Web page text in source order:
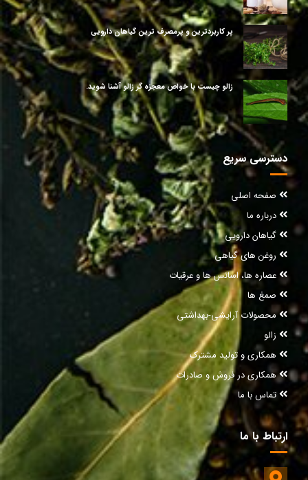
پر کاربردترین و پرمصرف ترین گیاهان دارویی
زالو چیست با خواص معجزه گر زالو آشنا شوید.
دسترسی سریع
صفحه اصلی
درباره ما
گیاهان دارویی
روغن های گیاهی
عصاره ها، اسانس ها و عرقیات
صمغ ها
محصولات آرایشی-بهداشتی
زالو
همکاری و تولید مشترک
همکاری در فروش و صادرات
تماس با ما
ارتباط با ما